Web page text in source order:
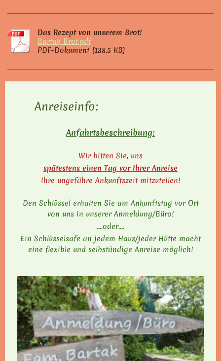
Das Rezept von unserem Brot!
Bartak Brot.pdf
PDF-Dokument [138.5 KB]
Anreiseinfo:
Anfahrtsbeschreibung:
Wir bitten Sie, uns
spätestens einen Tag vor Ihrer Anreise
Ihre ungefähre Ankunftszeit mitzuteilen!
Den Schlüssel erhalten Sie am Ankunftstag vor Ort
von uns in unserer Anmeldung/Büro!
....oder....
Ein Schlüsselsafe an jedem Haus/jeder Hütte macht
eine flexible und selbständige Anreise möglich!